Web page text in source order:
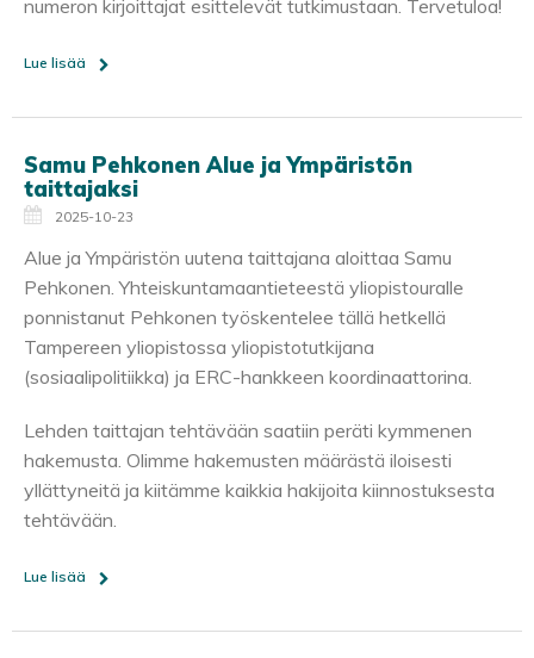
numeron kirjoittajat esittelevät tutkimustaan. Tervetuloa!
Lue lisää
Samu Pehkonen Alue ja Ympäristön
taittajaksi
2025-10-23
Alue ja Ympäristön uutena taittajana aloittaa Samu
Pehkonen. Yhteiskuntamaantieteestä yliopistouralle
ponnistanut Pehkonen työskentelee tällä hetkellä
Tampereen yliopistossa yliopistotutkijana
(sosiaalipolitiikka) ja ERC-hankkeen koordinaattorina.
Lehden taittajan tehtävään saatiin peräti kymmenen
hakemusta. Olimme hakemusten määrästä iloisesti
yllättyneitä ja kiitämme kaikkia hakijoita kiinnostuksesta
tehtävään.
Lue lisää